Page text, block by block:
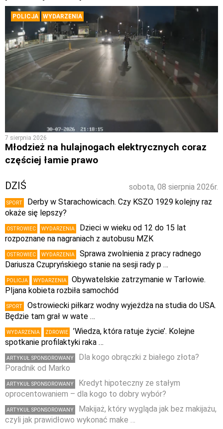
POLICJA WYDARZENIA
7 sierpnia 2026
Młodzież na hulajnogach elektrycznych coraz
częściej łamie prawo
sobota, 08 sierpnia 2026r.
DZIŚ
SPORT
Derby w Starachowicach. Czy KSZO 1929 kolejny raz
okaże się lepszy?
OSTROWIEC WYDARZENIA
Dzieci w wieku od 12 do 15 lat
rozpoznane na nagraniach z autobusu MZK
OSTROWIEC WYDARZENIA
Sprawa zwolnienia z pracy radnego
Dariusza Czupryńskiego stanie na sesji rady p …
POLICJA WYDARZENIA
Obywatelskie zatrzymanie w Tarłowie.
PIjana kobieta rozbiła samochód
SPORT
Ostrowiecki piłkarz wodny wyjeżdża na studia do USA.
Będzie tam grał w wate …
WYDARZENIA ZDROWIE
’Wiedza, która ratuje życie’. Kolejne
spotkanie profilaktyki raka …
ARTYKUŁ SPONSOROWANY
Dla kogo obrączki z białego złota?
Poradnik od Marko
ARTYKUŁ SPONSOROWANY
Kredyt hipoteczny ze stałym
oprocentowaniem – dla kogo to dobry wybór?
ARTYKUŁ SPONSOROWANY
Makijaż, który wygląda jak bez makijażu,
czyli jak prawidłowo wykonać make …